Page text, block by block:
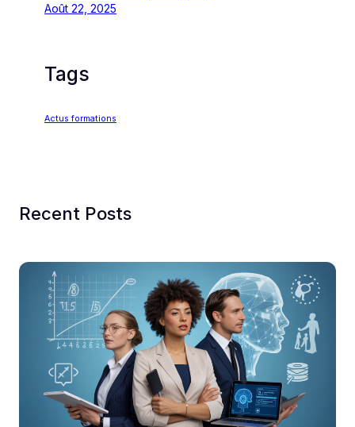
Août 22, 2025
Tags
Actus formations
Recent Posts